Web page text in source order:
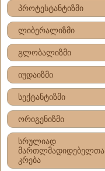
პროტესტანტიზმი
ლიბერალიზმი
გლობალიზმი
იუდაიზმი
სექტანტიზმი
ორიგენიზმი
სრულიად
მართლმადიდებელთა
კრება